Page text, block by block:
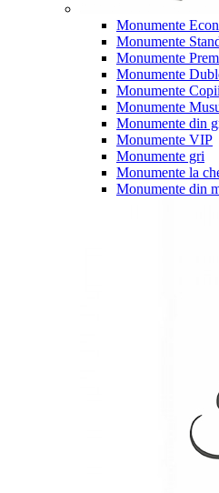
Monumente
Monumente
Monumente
Monumente
Monumente Copii
Monumente
Monumente din
Monumente VIP
Monumente gri
Monumente la
Monumente din